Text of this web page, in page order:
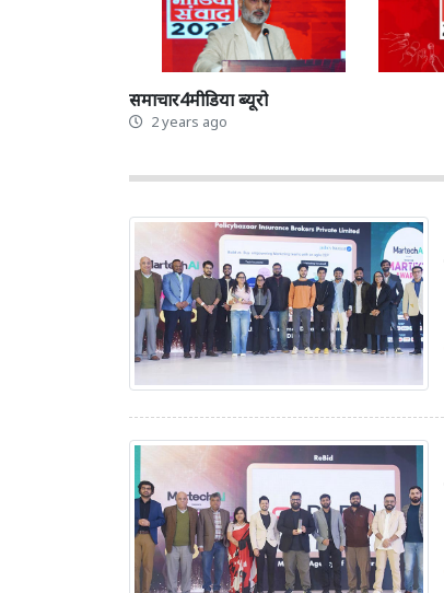
समाचार4मीडिया ब्यूरो
2 years ago